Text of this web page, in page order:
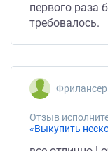
первого раза
требовалось.
Фрилансер
Отзыв
«Выкупить